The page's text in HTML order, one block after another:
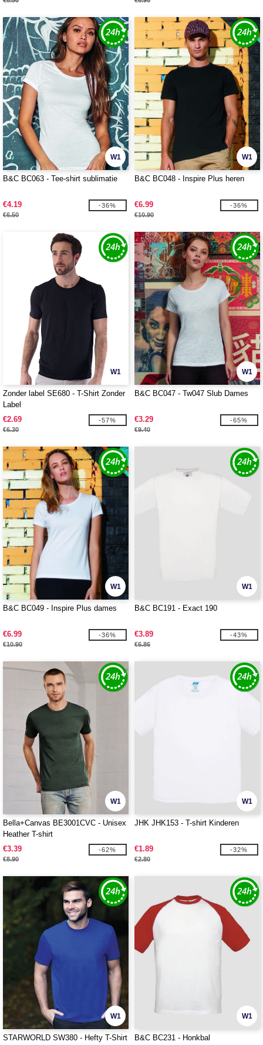
W1
B&C BC063 - Tee-shirt sublimatie
€4.19
€6.50
-36%
W1
B&C BC048 - Inspire Plus heren
€6.99
€10.90
-36%
W1
Zonder label SE680 - T-Shirt Zonder
Label
€2.69
€6.30
-57%
W1
B&C BC047 - Tw047 Slub Dames
€3.29
€9.40
-65%
W1
B&C BC049 - Inspire Plus dames
€6.99
€10.90
-36%
W1
B&C BC191 - Exact 190
€3.89
€6.86
-43%
W1
Bella+Canvas BE3001CVC - Unisex
Heather T-shirt
€3.39
€8.90
-62%
W1
JHK JHK153 - T-shirt Kinderen
€1.89
€2.80
-32%
W1
STARWORLD SW380 - Hefty T-Shirt
W1
B&C BC231 - Honkbal